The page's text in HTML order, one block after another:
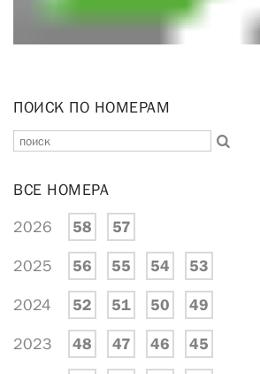
ПОИСК ПО НОМЕРАМ
ВСЕ НОМЕРА
2026 58 57
2025 56 55 54 53
2024 52 51 50 49
2023 48 47 46 45